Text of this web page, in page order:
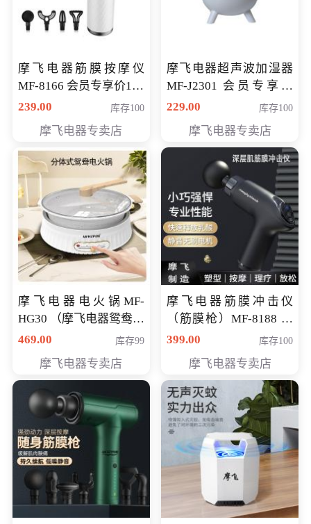
摩飞电器筋膜按摩仪
MF-8166 会员专享价168
元
239.00 库存100
摩飞电器专卖店
摩飞电器超声波加湿器
MF-J2301 会员专享价
168元
229.00 库存100
摩飞电器专卖店
摩飞电器电火锅MF-
HG30 （摩飞电器鸳鸯锅
MF-HG30 ） 会员专享价
469.00 库存99
摩飞电器专卖店
摩飞电器筋膜冲击仪
（筋膜枪）MF-8188 会
员专享价268元
399.00 库存100
摩飞电器专卖店